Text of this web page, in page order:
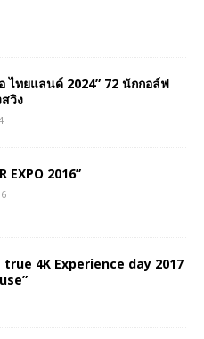
ไทยแลนด์ 2024” 72 นักกอล์ฟ
วิง
EXPO 2016”
true 4K Experience day 2017